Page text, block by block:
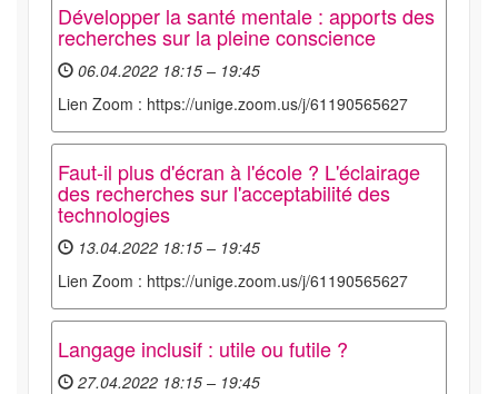
Développer la santé mentale : apports des
recherches sur la pleine conscience
06.04.2022 18:15 – 19:45
Lien Zoom : https://unige.zoom.us/j/61190565627
Faut-il plus d'écran à l'école ? L'éclairage
des recherches sur l'acceptabilité des
technologies
13.04.2022 18:15 – 19:45
Lien Zoom : https://unige.zoom.us/j/61190565627
Langage inclusif : utile ou futile ?
27.04.2022 18:15 – 19:45